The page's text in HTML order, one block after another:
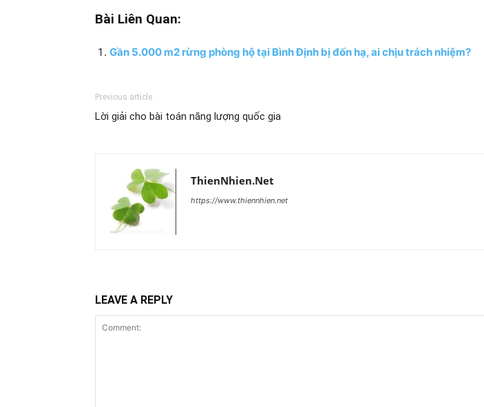
Bài Liên Quan:
Gần 5.000 m2 rừng phòng hộ tại Bình Định bị đốn hạ, ai chịu trách nhiệm?
Previous article
Lời giải cho bài toán năng lượng quốc gia
ThienNhien.Net
https://www.thiennhien.net
LEAVE A REPLY